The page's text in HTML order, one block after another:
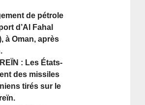
de pétrole
d’Al Fahal
à Oman, après
: Les États-
des missiles
tirés sur le